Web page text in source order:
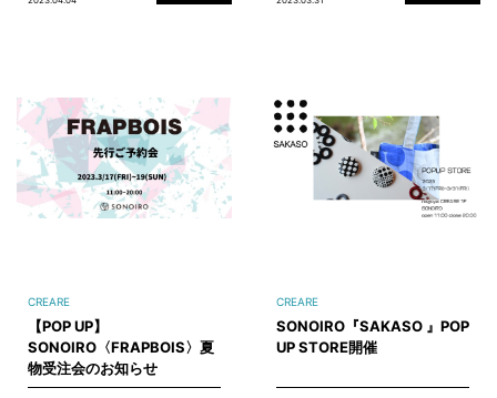
CREARE
【POP UP】
SONOIRO〈FRAPBOIS〉夏
物受注会のお知らせ
CREARE
SONOIRO『SAKASO 』POP
UP STORE開催